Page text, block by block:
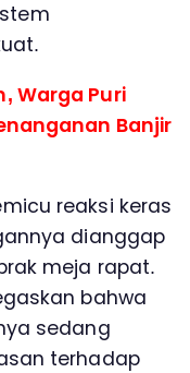
Warga Puri
Banjir
reaksi keras
dianggap
meja rapat.
bahwa
sedang
terhadap